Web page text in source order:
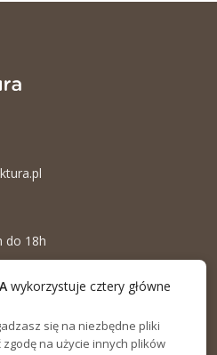
do 18h
wykorzystuje cztery główne
się na niezbędne pliki
na użycie innych plików